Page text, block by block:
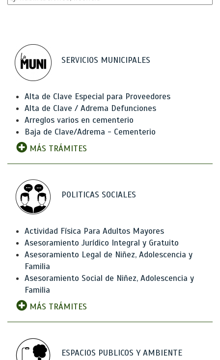
SERVICIOS MUNICIPALES
Alta de Clave Especial para Proveedores
Alta de Clave / Adrema Defunciones
Arreglos varios en cementerio
Baja de Clave/Adrema - Cementerio
MÁS TRÁMITES
POLITICAS SOCIALES
Actividad Física Para Adultos Mayores
Asesoramiento Jurídico Integral y Gratuito
Asesoramiento Legal de Niñez, Adolescencia y
Familia
Asesoramiento Social de Niñez, Adolescencia y
Familia
MÁS TRÁMITES
ESPACIOS PUBLICOS Y AMBIENTE